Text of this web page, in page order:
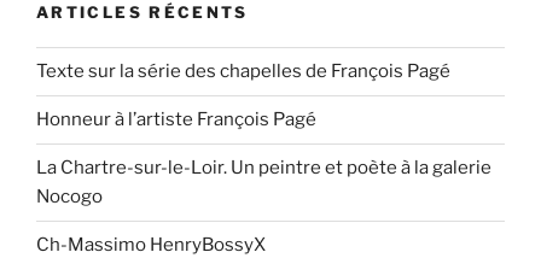
ARTICLES RÉCENTS
Texte sur la série des chapelles de François Pagé
Honneur à l’artiste François Pagé
La Chartre-sur-le-Loir. Un peintre et poète à la galerie
Nocogo
Ch-Massimo HenryBossyX